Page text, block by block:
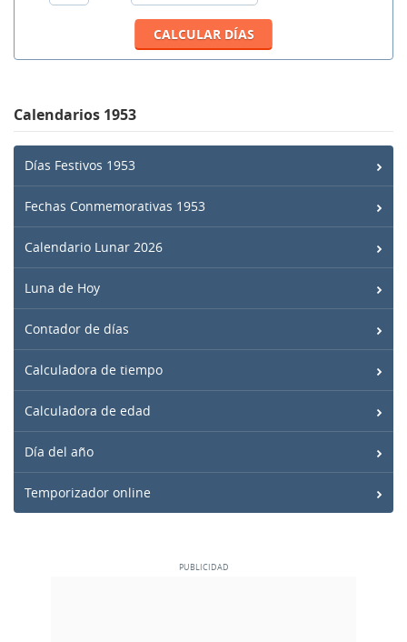
Calendarios 1953
Días Festivos 1953
Fechas Conmemorativas 1953
Calendario Lunar 2026
Luna de Hoy
Contador de días
Calculadora de tiempo
Calculadora de edad
Día del año
Temporizador online